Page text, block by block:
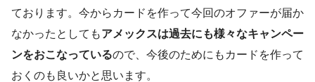
ております。今からカードを作って今回のオファーが届か
なかったとしてもアメックスは過去にも様々なキャンペー
ンをおこなっているので、今後のためにもカードを作って
おくのも良いかと思います。